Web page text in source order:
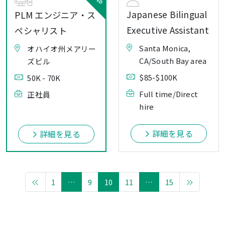
PLM エンジニア・ス
ペシャリスト
オハイオ州メアリー
ズビル
50K - 70K
正社員
詳細を見る
Japanese Bilingual
Executive Assistant
Santa Monica,
CA/South Bay area
$85-$100K
Full time/Direct
hire
詳細を見る
1 … 9 10 11 … 15